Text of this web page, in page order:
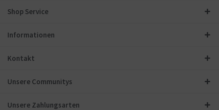
Shop Service
Informationen
Kontakt
Unsere Communitys
Unsere Zahlungsarten